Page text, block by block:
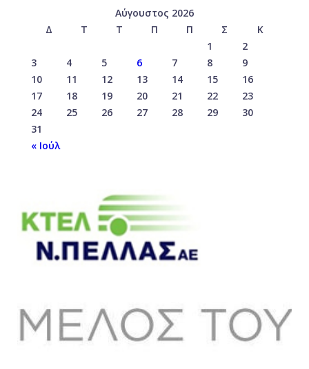
Αύγουστος 2026
Δ
Τ Τ Π Π Σ
Κ
1
2
3
4 5 6 7 8
9
10
11 12 13 14 15
16
17
18 19 20 21 22
23
24
25 26 27 28 29
30
31
« Ιούλ